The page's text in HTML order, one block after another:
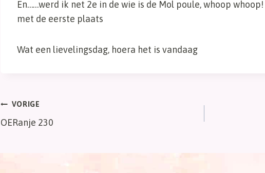
En……werd ik net 2e in de wie is de Mol poule, whoop
met de eerste plaats
Wat een lievelingsdag, hoera het is vandaag
Bericht
VORIGE
OERanje 230